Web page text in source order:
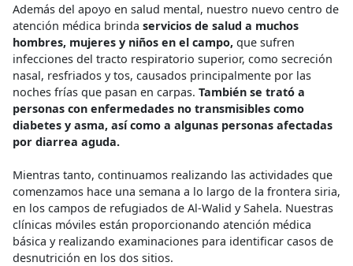
Además del apoyo en salud mental, nuestro nuevo centro de
atención médica brinda servicios de salud a muchos
hombres, mujeres y niños en el campo, que sufren
infecciones del tracto respiratorio superior, como secreción
nasal, resfriados y tos, causados principalmente por las
noches frías que pasan en carpas. También se trató a
personas con enfermedades no transmisibles como
diabetes y asma, así como a algunas personas afectadas
por diarrea aguda.
Mientras tanto, continuamos realizando las actividades que
comenzamos hace una semana a lo largo de la frontera siria,
en los campos de refugiados de Al-Walid y Sahela. Nuestras
clínicas móviles están proporcionando atención médica
básica y realizando examinaciones para identificar casos de
desnutrición en los dos sitios.